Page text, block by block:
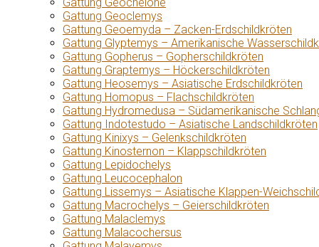
Gattung Geoclemys
Gattung Geoemyda – Zacken-Erdschildkröten
Gattung Glyptemys – Amerikanische
Gattung Gopherus – Gopherschildkröten
Gattung Graptemys – Höckerschildkröten
Gattung Heosemys – Asiatische Erdschildkröten
Gattung Homopus – Flachschildkröten
Gattung Hydromedusa – Südamerikanische
Gattung Indotestudo – Asiatische Landschildkröten
Gattung Kinixys – Gelenkschildkröten
Gattung Kinosternon – Klappschildkröten
Gattung Lepidochelys
Gattung Leucocephalon
Gattung Lissemys – Asiatische Klappen-
Gattung Macrochelys – Geierschildkröten
Gattung Malaclemys
Gattung Malacochersus